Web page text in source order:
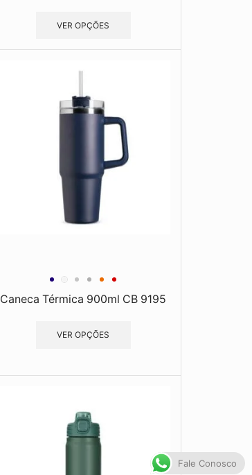
VER OPÇÕES
Caneca Térmica 900ml CB 9195
VER OPÇÕES
Fale Conosco